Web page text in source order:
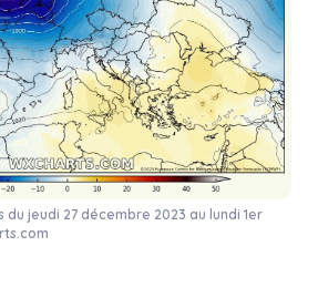
du jeudi 27 décembre 2023 au lundi 1er